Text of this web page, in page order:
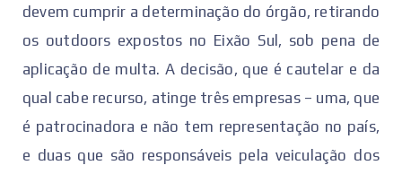
devem cumprir a determinação do órgão, retirando
os outdoors expostos no Eixão Sul, sob pena de
aplicação de multa. A decisão, que é cautelar e da
qual cabe recurso, atinge três empresas – uma, que
é patrocinadora e não tem representação no país,
e duas que são responsáveis pela veiculação dos